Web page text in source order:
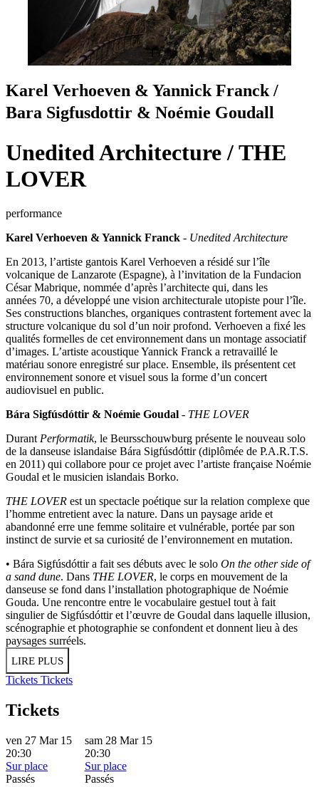
1/4
Karel Verhoeven & Yannick Franck /
Bara Sigfusdottir & Noémie Goudall
Unedited Architecture / THE
LOVER
performance
Karel Verhoeven & Yannick Franck - Unedited Architecture
En 2013, l’artiste gantois Karel Verhoeven a résidé sur l’île
volcanique de Lanzarote (Espagne), à l’invitation de la Fundacion
César Mabrique, nommée d’après l’architecte qui, dans les
années 70, a développé une vision architecturale utopiste pour l’île.
Ses constructions blanches, organiques contrastent fortement avec la
structure volcanique du sol d’un noir profond. Verhoeven a fixé les
qualités formelles de cet environnement dans un montage associatif
d’images. L’artiste acoustique Yannick Franck a retravaillé le
matériau sonore enregistré sur place. Ensemble, ils présentent cet
environnement sonore et visuel sous la forme d’un concert
audiovisuel en public.
Bára Sigfúsdóttir & Noémie Goudal - THE LOVER
Durant Performatik, le Beursschouwburg présente le nouveau solo
de la danseuse islandaise Bára Sigfúsdóttir (diplômée de P.A.R.T.S.
en 2011) qui collabore pour ce projet avec l’artiste française Noémie
Goudal et le musicien islandais Borko.
THE LOVER est un spectacle poétique sur la relation complexe que
l’homme entretient avec la nature. Dans un paysage aride et
abandonné erre une femme solitaire et vulnérable, portée par son
instinct de survie et sa curiosité de l’environnement en mutation.
• Bára Sigfúsdóttir a fait ses débuts avec le solo On the other side of
a sand dune. Dans THE LOVER, le corps en mouvement de la
danseuse se fond dans l’installation photographique de Noémie
Gouda. Une rencontre entre le vocabulaire gestuel tout à fait
singulier de Sigfúsdóttir et l’œuvre de Goudal dans laquelle illusion,
scénographie et photographie se confondent et donnent lieu à des
paysages surréels.
LIRE PLUS
Tickets Tickets
Tickets
ven 27 Mar 15
20:30
Sur place
Passés
sam 28 Mar 15
20:30
Sur place
Passés